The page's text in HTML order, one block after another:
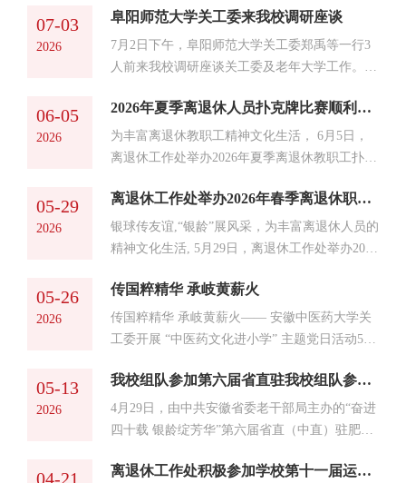
07-03
2026
阜阳师范大学关工委来我校调研座谈
7月2日下午，阜阳师范大学关工委郑禹等一行3
人前来我校调研座谈关工委及老年大学工作。我
书记、处长、关工委办公室主任沈少蕾，离退休
工作处综合科科长姚冬，老年大学（老年活动中
心）主任孙梅，关工委办公室秘书张宏建参加座
表示热烈欢迎，他指出，此次兄弟院校专程来访
调研，是双方互学互鉴的宝贵契机，双方应深入
研讨、互通有无，互鉴...
06-05
2026
2026年夏季离退休人员扑克牌比赛顺利举行
为丰富离退休教职工精神文化生活， 6月5日，
离退休工作处举办2026年夏季离退休教职工扑克
创历年参赛人员新高。比赛本着友谊第一、比赛
第二、重在参与的原则，现场气氛和谐热烈，大
家借着比赛机会老友相聚，叙旧聊天，不时传来
文明参赛，经过激烈角逐，最终刘先华、潘志薇
组合摘得桂冠，秦军、金际华组合荣获亚军。本
次活动的成功举办，充...
05-29
2026
离退休工作处举办2026年春季离退休职工乒乓球比赛
银球传友谊,“银龄”展风采，为丰富离退休人员的
精神文化生活, 5月29日，离退休工作处举办2026
位老同志自由组队报名参赛。比赛现场老同志们
沉着冷静、身姿矫健，搭档们默契配合，每球必
争，充分展现了老当益壮、奋发向上的精神风
军，黄笃法、杜国文荣获亚军。本次比赛为离退
休职工乒乓球爱好者提供了一个老友相聚、切磋
球技、展示风采的舞...
05-26
2026
传国粹精华 承岐黄薪火
传国粹精华 承岐黄薪火—— 安徽中医药大学关
工委开展 “中医药文化进小学” 主题党日活动5
经营有限公司党总支、离退休工作处党委，组织
在职党员与 “五老” 骨干，赴合肥市长江路第二
小学橡树湾校区，开展“中医药文化进小学” 主题
题，推动中医药文化根植校园、润育童心。 庐
05-13
2026
我校组队参加第六届省直驻我校组队参加第六届省直驻肥单位离退休干部系列比赛肥单位离退休干部系列比赛
4月29日，由中共安徽省委老干部局主办的“奋进
四十载 银龄绽芳华”第六届省直（中直）驻肥单
区圆满落下帷幕，赛事从4月10日至4月29日，历
04-21 离退休工作处积极参加学校第十一届运动会